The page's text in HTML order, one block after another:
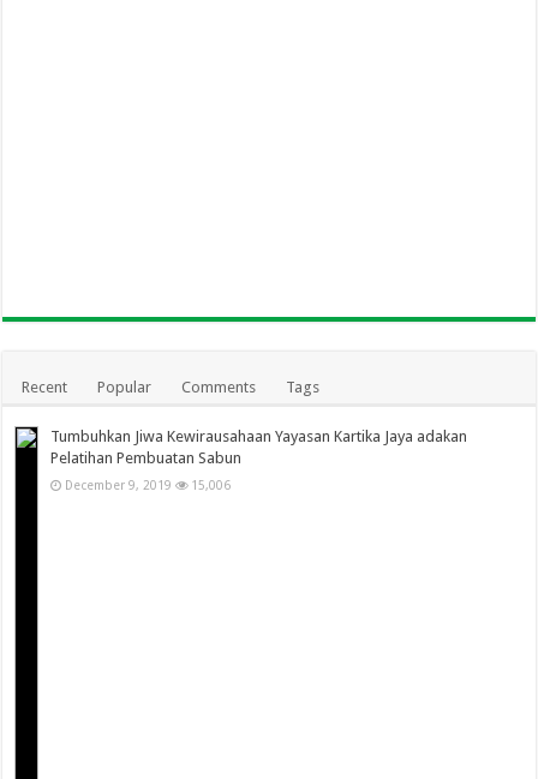
Recent Popular Comments Tags
Tumbuhkan Jiwa Kewirausahaan Yayasan Kartika Jaya adakan
Pelatihan Pembuatan Sabun
December 9, 2019 15,006